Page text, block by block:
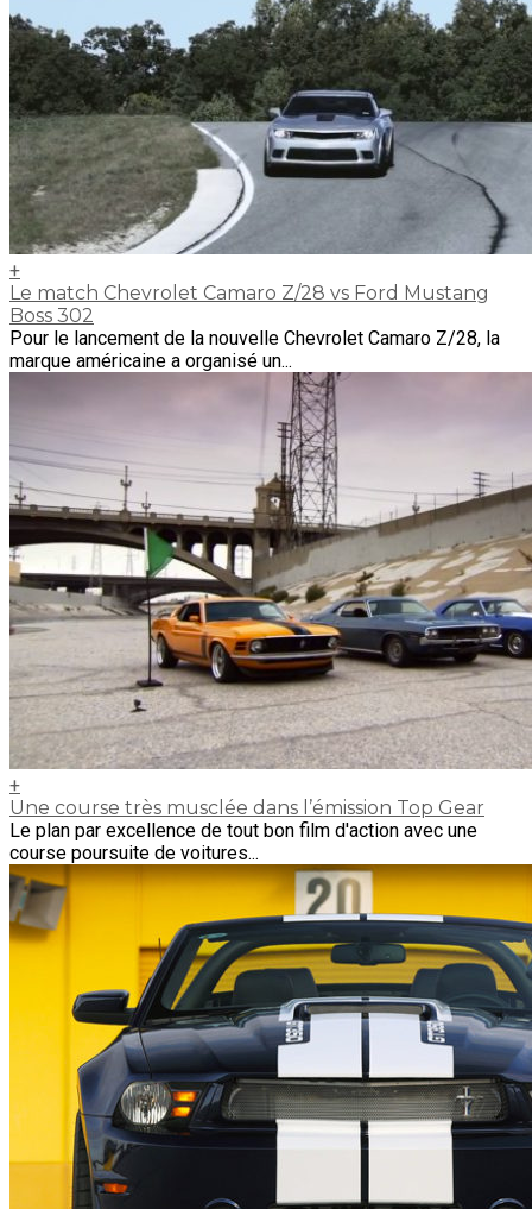
+
Le match Chevrolet Camaro Z/28 vs Ford Mustang
Boss 302
Pour le lancement de la nouvelle Chevrolet Camaro Z/28, la
marque américaine a organisé un...
+
Une course très musclée dans l’émission Top Gear
Le plan par excellence de tout bon film d'action avec une
course poursuite de voitures...